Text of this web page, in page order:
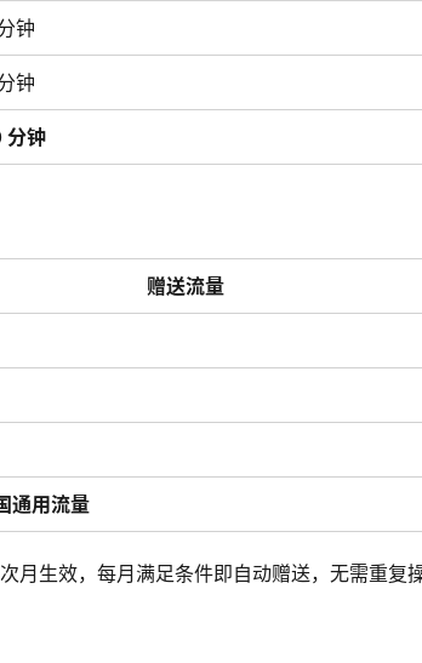
钟
钟
分钟
赠送流量
通用流量
月生效，每月满足条件即自动赠送，无需重复